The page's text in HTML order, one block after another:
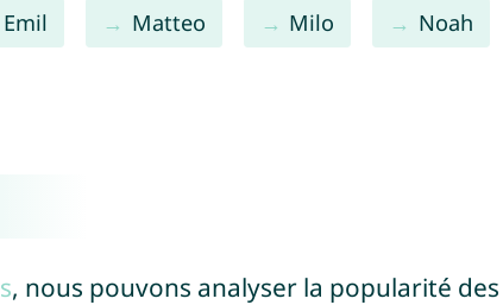
Emil Matteo Milo Noah
, nous pouvons analyser la popularité